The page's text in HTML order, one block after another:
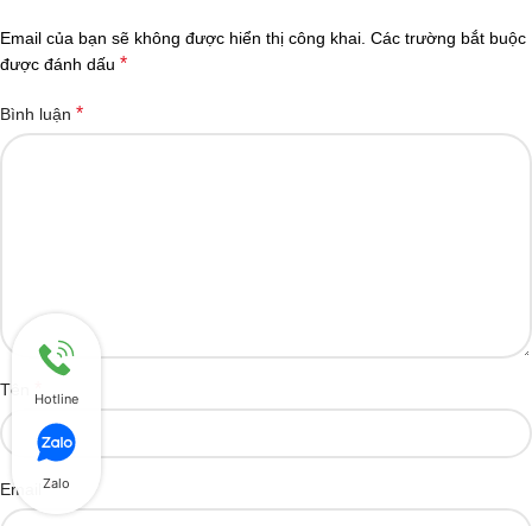
Email của bạn sẽ không được hiển thị công khai. Các trường bắt buộc
được đánh dấu *
Bình luận *
Tên
Email*
Hotline
Zalo